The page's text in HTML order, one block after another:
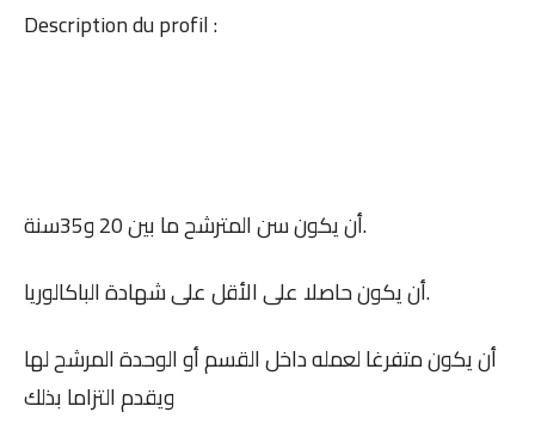
Description du profil :
أن يكون سن المترشح ما بين 20 و35سنة.
أن يكون حاصلا على الأقل على شهادة الباكالوريا.
أن يكون متفرغا لعمله داخل القسم أو الوحدة المرشح لها
ويقدم التزاما بذلك